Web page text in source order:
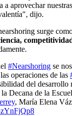
a aprovechar nuestras
dijo.
surge
#Nearshoring se
operaciones de las
del desarrollo
Decana de la
, María Elena